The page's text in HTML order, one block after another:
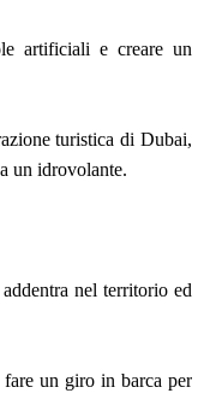
artificiali e creare un
turistica di Dubai,
un idrovolante.
nel territorio ed
fare un giro in barca per